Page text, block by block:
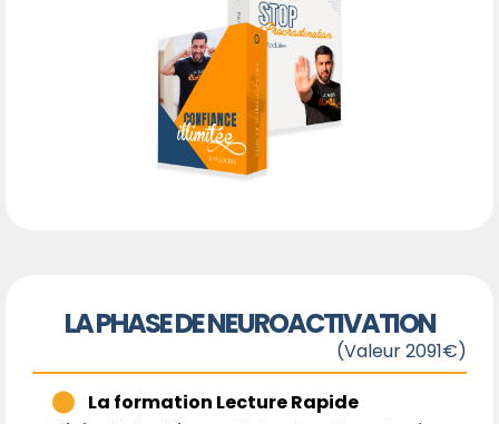
LA PHASE DE NEUROACTIVATION
(Valeur 2091€)
La formation Lecture Rapide